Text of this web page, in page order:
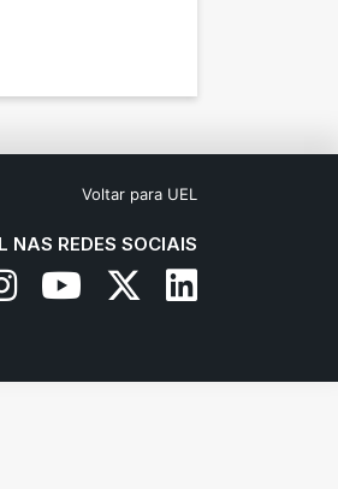
Voltar para UEL
NAS REDES SOCIAIS